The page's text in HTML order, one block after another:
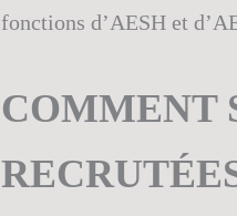
fonctions d’AESH et
COMMENT